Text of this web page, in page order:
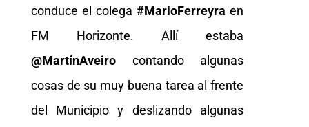
conduce el colega#MarioFerreyra en
FM Horizonte. Allí estaba
@MartínAveiro contando algunas
cosas de su muy buena tarea al frente
del Municipio y deslizando algunas